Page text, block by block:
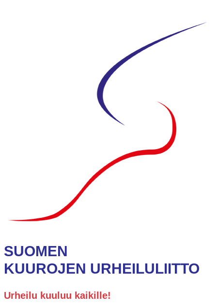
SUOMEN
KUUROJEN URHEILULIITTO
Urheilu kuuluu kaikille!